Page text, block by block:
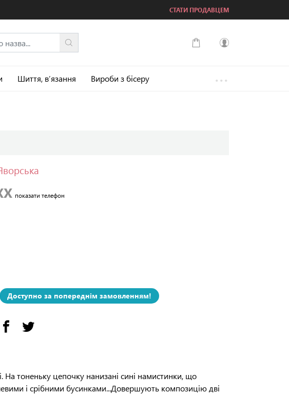
СТАТИ ПРОДАВЦЕМ
...
Шиття, в’язання Вироби з бісеру
показати телефон
Доступно за попереднім замовленням!
На тоненьку цепочку нанизані сині намистинки, що
і срібними бусинками...Довершують композицію дві